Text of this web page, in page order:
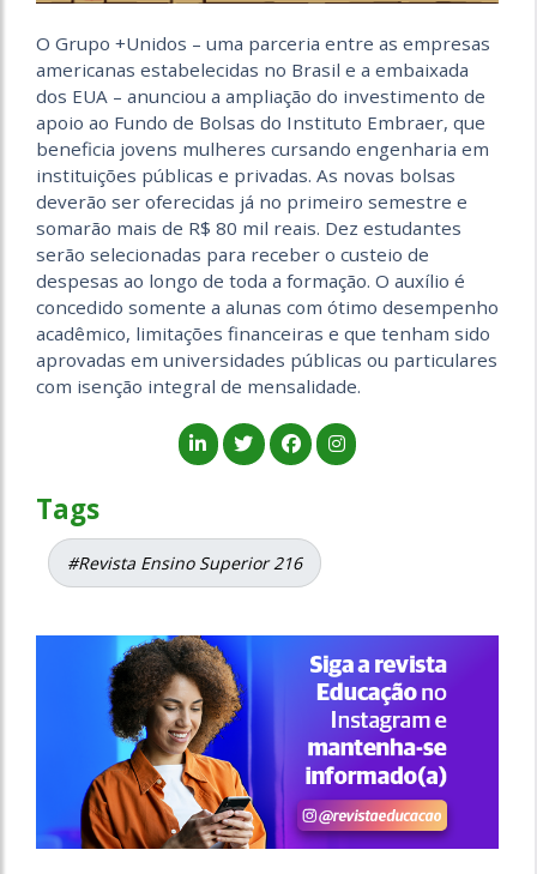
O Grupo +Unidos – uma parceria entre as empresas
americanas estabelecidas no Brasil e a embaixada
dos EUA – anunciou a ampliação do investimento de
apoio ao Fundo de Bolsas do Instituto Embraer, que
beneficia jovens mulheres cursando engenharia em
instituições públicas e privadas. As novas bolsas
deverão ser oferecidas já no primeiro semestre e
somarão mais de R$ 80 mil reais. Dez estudantes
serão selecionadas para receber o custeio de
despesas ao longo de toda a formação. O auxílio é
concedido somente a alunas com ótimo desempenho
acadêmico, limitações financeiras e que tenham sido
aprovadas em universidades públicas ou particulares
com isenção integral de mensalidade.
Tags
#Revista Ensino Superior 216